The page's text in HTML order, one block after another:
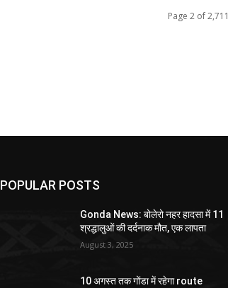
Page 2 of 2,711
POPULAR POSTS
Gonda News: बोलेरो नहर हादसा में 11
श्रद्धालुओं की दर्दनाक मौत, एक लापता
August 3, 2025
10 अगस्त तक गोंडा में रहेगा route